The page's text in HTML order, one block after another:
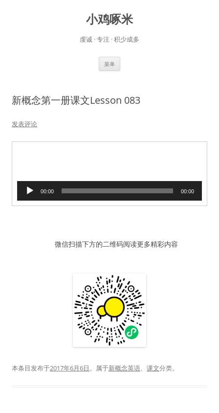
小鸡啄米
虔诚 · 专注 · 积少成多
菜单
新概念第一册课文Lesson 083
发表评论
播
00:00 00:00
微信扫描下方的二维码阅读更多精彩内容
本条目发布于2017年6月6日。属于新概念英语、 课文分类。